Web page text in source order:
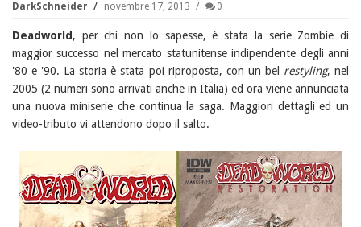
DarkSchneider novembre 17, 2013 0
Deadworld, per chi non lo sapesse, è stata la serie Zombie di
maggior successo nel mercato statunitense indipendente degli anni
'80 e '90. La storia è stata poi riproposta, con un bel restyling, nel
2005 (2 numeri sono arrivati anche in Italia) ed ora viene annunciata
una nuova miniserie che continua la saga. Maggiori dettagli ed un
video-tributo vi attendono dopo il salto.